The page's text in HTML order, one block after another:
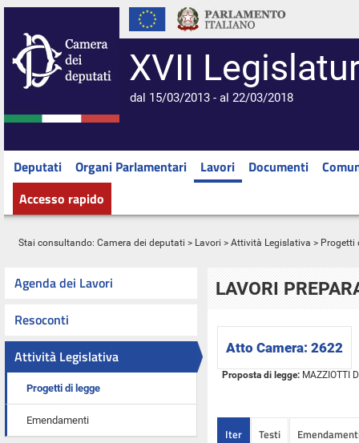
XVII
dal 15/03/2013 - al 22/03/2018
Deputati Organi Parlamentari Lavori Documenti
Accesso rapido
Stai consultando: Camera dei deputati > Lavori > Attività Legislativa > Progetti
Agenda dei Lavori
Resoconti
Attività Legislativa
Progetti di legge
Emendamenti
LAVORI
Atto Camera: 2622
Proposta di legge:MAZZIOTTI
Iter Testi